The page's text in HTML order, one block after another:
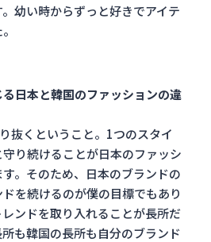
幼い時からずっと好きでアイテ
日本と韓国のファッションの違
抜くということ。1つのスタイ
り続けることが日本のファッシ
。そのため、日本のブランドの
を続けるのが僕の目標でもあり
ンドを取り入れることが長所だ
も韓国の長所も自分のブランド